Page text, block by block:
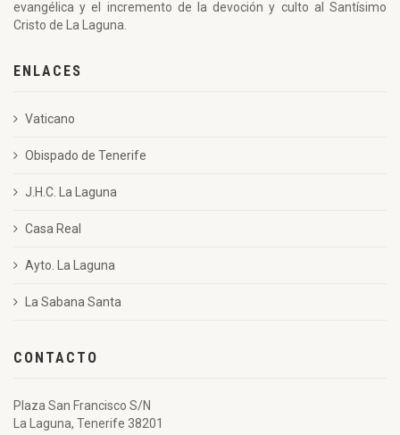
evangélica y el incremento de la devoción y culto al Santísimo
Cristo de La Laguna.
ENLACES
Vaticano
Obispado de Tenerife
J.H.C. La Laguna
Casa Real
Ayto. La Laguna
La Sabana Santa
CONTACTO
Plaza San Francisco S/N
La Laguna, Tenerife 38201